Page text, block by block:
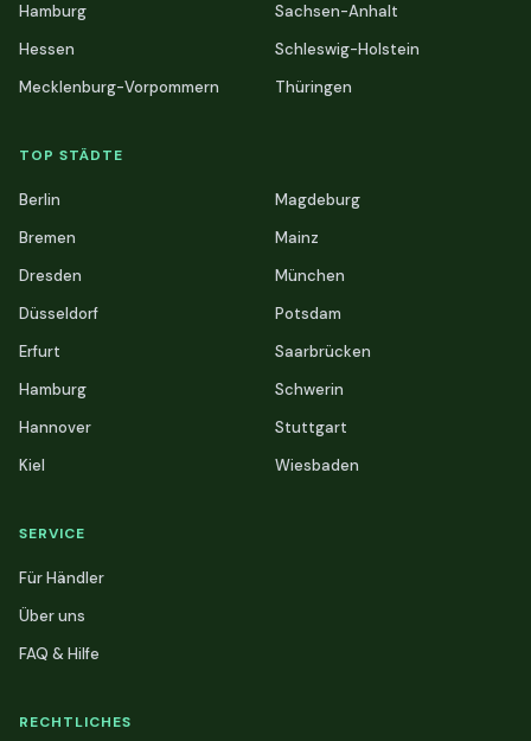
Hamburg
Hessen
Mecklenburg-Vorpommern
Sachsen-Anhalt
Schleswig-Holstein
Thüringen
TOP STÄDTE
Berlin
Bremen
Dresden
Düsseldorf
Erfurt
Hamburg
Hannover
Kiel
Magdeburg
Mainz
München
Potsdam
Saarbrücken
Schwerin
Stuttgart
Wiesbaden
SERVICE
Für Händler
Über uns
FAQ & Hilfe
RECHTLICHES